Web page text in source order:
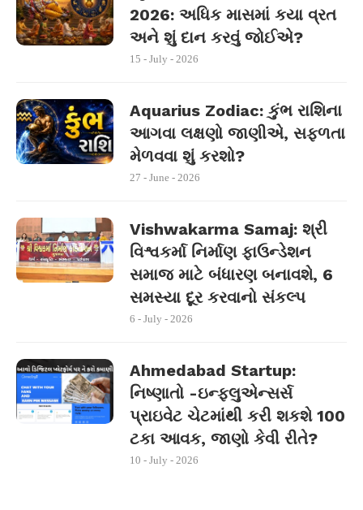
2026: અધિક માસમાં કયા વ્રત
અને શું દાન કરવું જોઈએ?
15 - July - 2026
Aquarius Zodiac: કુંભ રાશિના
આગવા લક્ષણો જાણીએ, સફળતા
મેળવવા શું કરશો?
27 - June - 2026
Vishwakarma Samaj: શ્રી
વિશ્વકર્મા નિર્માણ ફાઉન્ડેશન
સમાજ માટે બંધારણ બનાવશે, 6
સમસ્યા દૂર કરવાનો સંકલ્પ
6 - July - 2026
Ahmedabad Startup:
નિષ્ણાતો -ઇન્ફ્લુએન્સર્સ
પ્રાઇવેટ ચેટમાંથી કરી શકશે 100
ટકા આવક, જાણો કેવી રીતે?
10 - July - 2026